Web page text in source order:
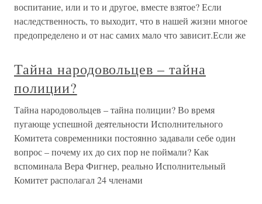
воспитание, или и то и другое, вместе взятое? Если
наследственность, то выходит, что в нашей жизни многое
предопределено и от нас самих мало что зависит.Если же
Тайна народовольцев – тайна
полиции?
Тайна народовольцев – тайна полиции? Во время
пугающе успешной деятельности Исполнительного
Комитета современники постоянно задавали себе один
вопрос – почему их до сих пор не поймали? Как
вспоминала Вера Фигнер, реально Исполнительный
Комитет располагал 24 членами